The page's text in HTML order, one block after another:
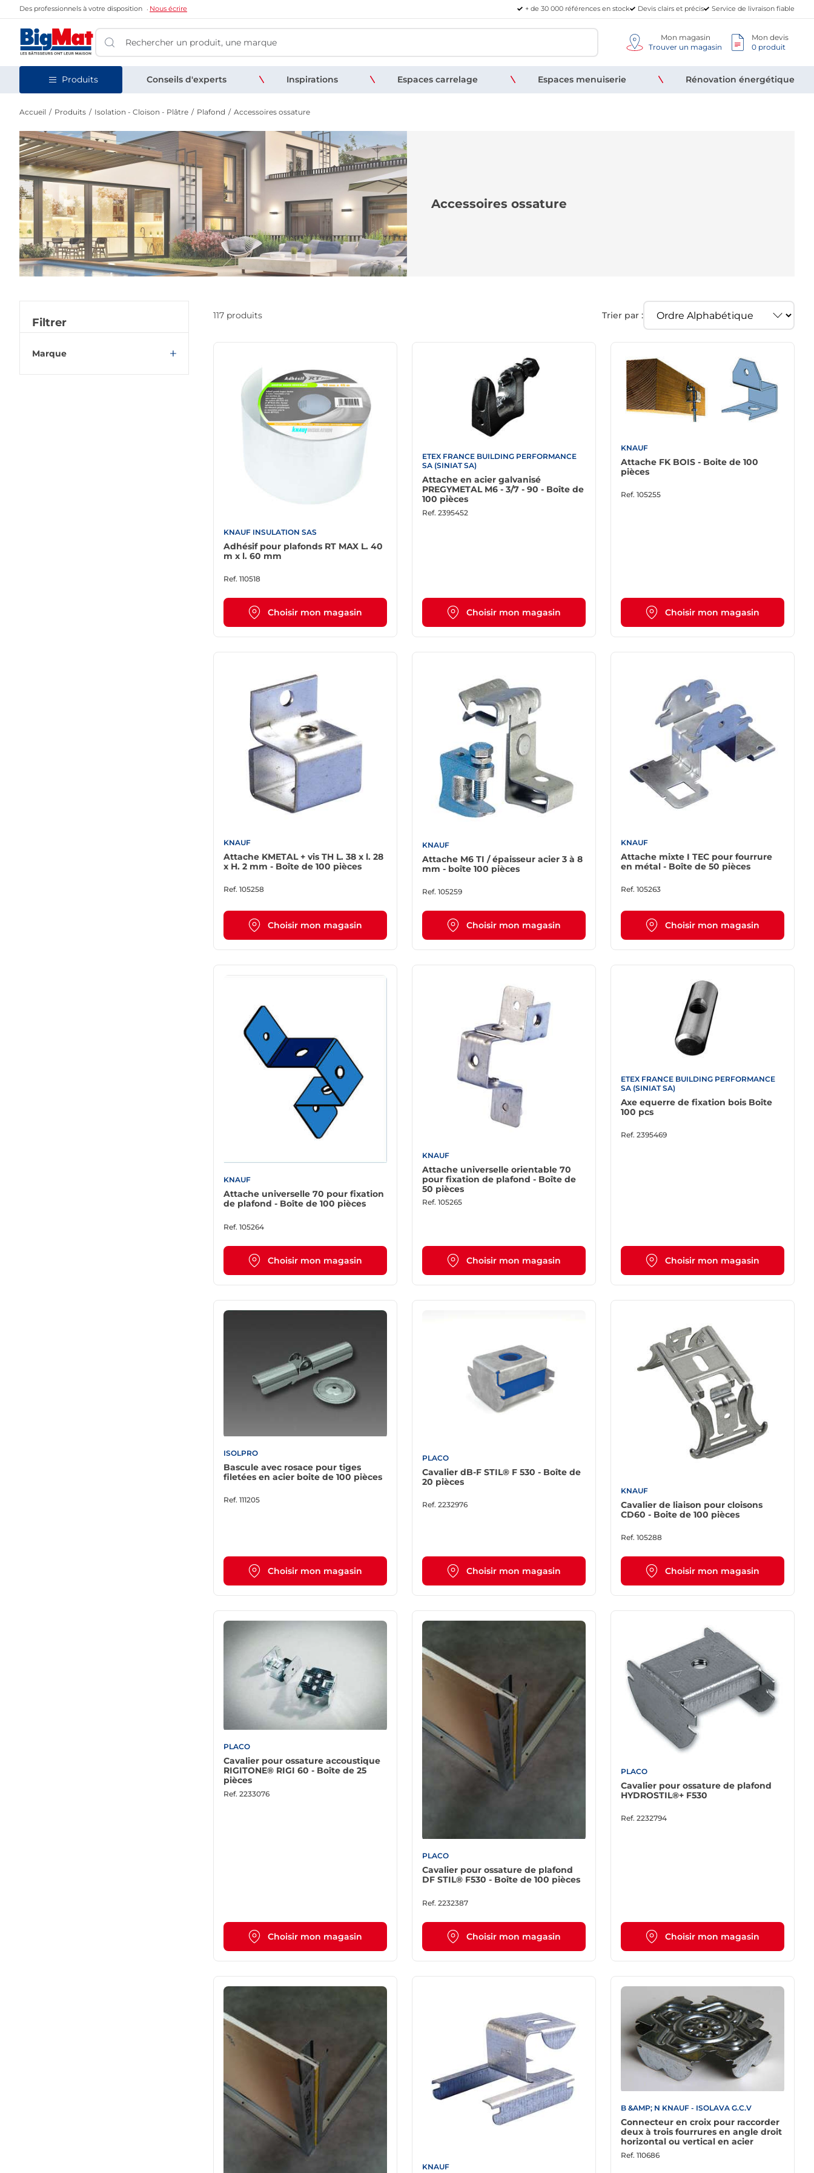
Des professionnels à votre disposition Nous écrire + de 30 000 références en stock Devis clairs et précis Service de livraison fiable
Mon magasin
Trouver un magasin
Mon devis
0 produit
Produits Conseils d'experts Inspirations Espaces carrelage Espaces menuiserie Rénovation énergétique
Accueil Produits Isolation - Cloison - Plâtre Plafond Accessoires ossature
Accessoires ossature
Filtrer
Marque
117 produits Trier par :
KNAUF INSULATION SAS
Adhésif pour plafonds RT MAX L. 40
m x l. 60 mm
Ref. 110518
Choisir mon magasin
ETEX FRANCE BUILDING PERFORMANCE
SA (SINIAT SA)
Attache en acier galvanisé
PREGYMETAL M6 - 3/7 - 90 - Boîte de
100 pièces
Ref. 2395452
Choisir mon magasin
KNAUF
Attache FK BOIS - Boite de 100
pièces
Ref. 105255
Choisir mon magasin
KNAUF
Attache KMETAL + vis TH L. 38 x l. 28
x H. 2 mm - Boîte de 100 pièces
Ref. 105258
Choisir mon magasin
KNAUF
Attache M6 TI / épaisseur acier 3 à 8
mm - boîte 100 pièces
Ref. 105259
Choisir mon magasin
KNAUF
Attache mixte I TEC pour fourrure
en métal - Boîte de 50 pièces
Ref. 105263
Choisir mon magasin
KNAUF
Attache universelle 70 pour fixation
de plafond - Boîte de 100 pièces
Ref. 105264
Choisir mon magasin
KNAUF
Attache universelle orientable 70
pour fixation de plafond - Boîte de
50 pièces
Ref. 105265
Choisir mon magasin
ETEX FRANCE BUILDING PERFORMANCE
SA (SINIAT SA)
Axe equerre de fixation bois Boîte
100 pcs
Ref. 2395469
Choisir mon magasin
ISOLPRO
Bascule avec rosace pour tiges
filetées en acier boite de 100 pièces
Ref. 111205
Choisir mon magasin
PLACO
Cavalier dB-F STIL® F 530 - Boîte de
20 pièces
Ref. 2232976
Choisir mon magasin
KNAUF
Cavalier de liaison pour cloisons
CD60 - Boite de 100 pièces
Ref. 105288
Choisir mon magasin
PLACO
Cavalier pour ossature accoustique
RIGITONE® RIGI 60 - Boîte de 25
pièces
Ref. 2233076
Choisir mon magasin
PLACO
Cavalier pour ossature de plafond
DF STIL® F530 - Boîte de 100 pièces
Ref. 2232387
Choisir mon magasin
PLACO
Cavalier pour ossature de plafond
HYDROSTIL®+ F530
Ref. 2232794
Choisir mon magasin
KNAUF
B &AMP; N KNAUF - ISOLAVA G.C.V
Connecteur en croix pour raccorder
deux à trois fourrures en angle droit
horizontal ou vertical en acier
Ref. 110686